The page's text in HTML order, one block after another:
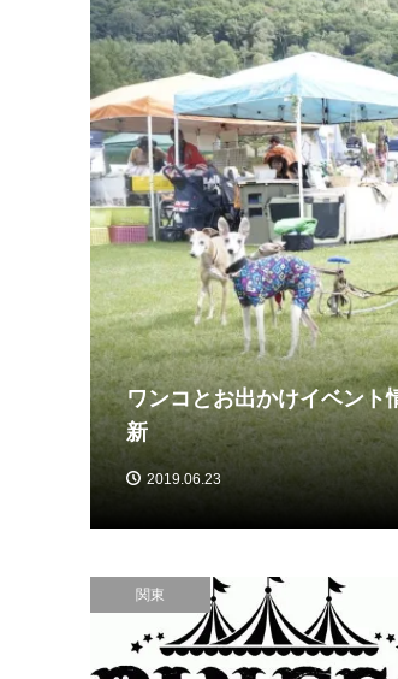
ワンコとお出かけイベント
新
2019.06.23
関東